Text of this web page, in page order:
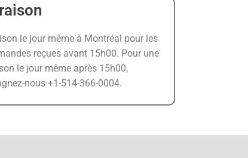
le jour même à Montréal pour les
reçues avant 15h00. Pour une
le jour même après 15h00,
nous +1-514-366-0004.